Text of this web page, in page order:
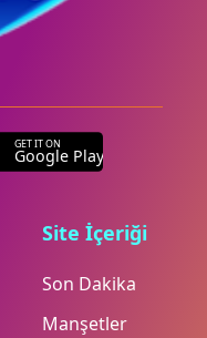
GET IT ON
Google Play
Site İçeriği
Son Dakika
Manşetler